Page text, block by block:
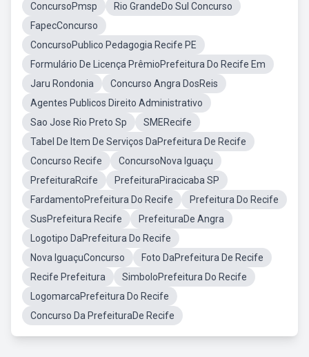
ConcursoPmsp
Rio GrandeDo Sul Concurso
FapecConcurso
ConcursoPublico Pedagogia Recife PE
Formulário De Licença PrêmioPrefeitura Do Recife Em
Jaru Rondonia
Concurso Angra DosReis
Agentes Publicos Direito Administrativo
Sao Jose Rio Preto Sp
SMERecife
Tabel De Item De Serviços DaPrefeitura De Recife
Concurso Recife
ConcursoNova Iguaçu
PrefeituraRcife
PrefeituraPiracicaba SP
FardamentoPrefeitura Do Recife
Prefeitura Do Recife
SusPrefeitura Recife
PrefeituraDe Angra
Logotipo DaPrefeitura Do Recife
Nova IguaçuConcurso
Foto DaPrefeitura De Recife
Recife Prefeitura
SimboloPrefeitura Do Recife
LogomarcaPrefeitura Do Recife
Concurso Da PrefeituraDe Recife